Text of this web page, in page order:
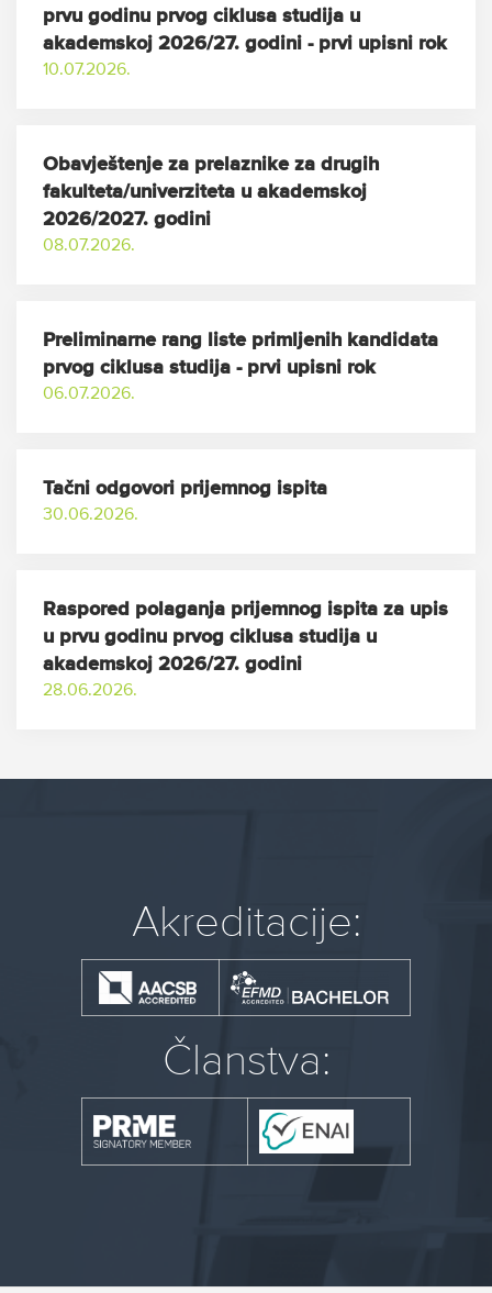
prvu godinu prvog ciklusa studija u
akademskoj 2026/27. godini - prvi upisni rok
10.07.2026.
Obavještenje za prelaznike za drugih
fakulteta/univerziteta u akademskoj
2026/2027. godini
08.07.2026.
Preliminarne rang liste primljenih kandidata
prvog ciklusa studija - prvi upisni rok
06.07.2026.
Tačni odgovori prijemnog ispita
30.06.2026.
Raspored polaganja prijemnog ispita za upis
u prvu godinu prvog ciklusa studija u
akademskoj 2026/27. godini
28.06.2026.
Akreditacije:
Članstva: